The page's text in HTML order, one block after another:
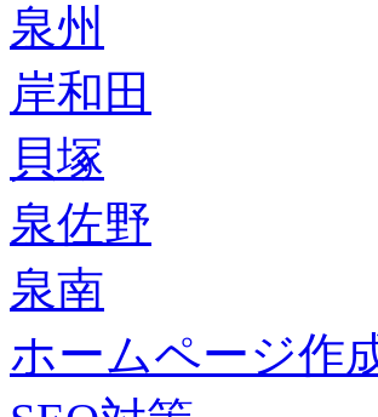
泉州
岸和田
貝塚
泉佐野
泉南
ホームページ作